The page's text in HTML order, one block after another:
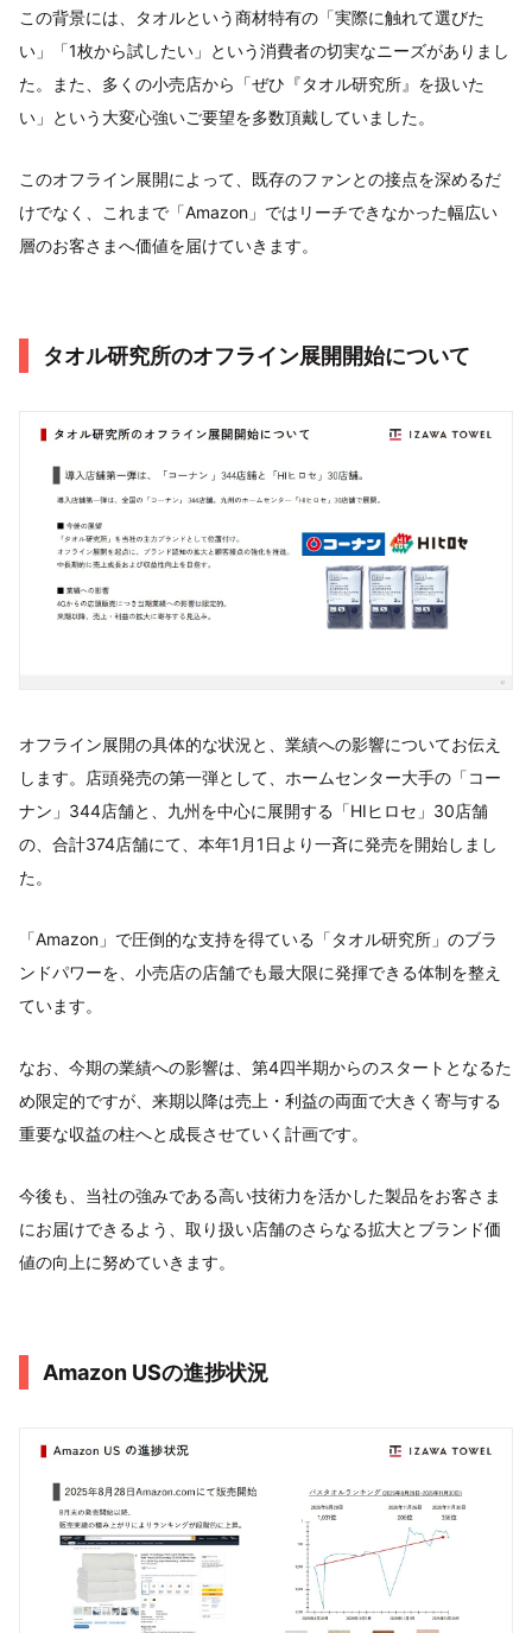
この背景には、タオルという商材特有の「実際に触れて選びた
い」「1枚から試したい」という消費者の切実なニーズがありまし
た。また、多くの小売店から「ぜひ『タオル研究所』を扱いた
い」という大変心強いご要望を多数頂戴していました。
このオフライン展開によって、既存のファンとの接点を深めるだ
けでなく、これまで「Amazon」ではリーチできなかった幅広い
層のお客さまへ価値を届けていきます。
タオル研究所のオフライン展開開始について
オフライン展開の具体的な状況と、業績への影響についてお伝え
します。店頭発売の第一弾として、ホームセンター大手の「コー
ナン」344店舗と、九州を中心に展開する「HIヒロセ」30店舗
の、合計374店舗にて、本年1月1日より一斉に発売を開始しまし
た。
「Amazon」で圧倒的な支持を得ている「タオル研究所」のブラ
ンドパワーを、小売店の店舗でも最大限に発揮できる体制を整え
ています。
なお、今期の業績への影響は、第4四半期からのスタートとなるた
め限定的ですが、来期以降は売上・利益の両面で大きく寄与する
重要な収益の柱へと成長させていく計画です。
今後も、当社の強みである高い技術力を活かした製品をお客さま
にお届けできるよう、取り扱い店舗のさらなる拡大とブランド価
値の向上に努めていきます。
Amazon USの進捗状況